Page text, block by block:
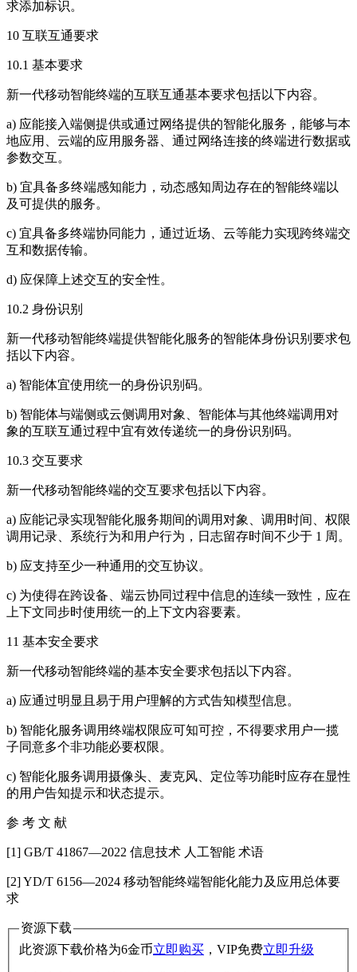
求添加标识。
10 互联互通要求
10.1 基本要求
新一代移动智能终端的互联互通基本要求包括以下内容。
a) 应能接入端侧提供或通过网络提供的智能化服务，能够与本
地应用、云端的应用服务器、通过网络连接的终端进行数据或
参数交互。
b) 宜具备多终端感知能力，动态感知周边存在的智能终端以
及可提供的服务。
c) 宜具备多终端协同能力，通过近场、云等能力实现跨终端交
互和数据传输。
d) 应保障上述交互的安全性。
10.2 身份识别
新一代移动智能终端提供智能化服务的智能体身份识别要求包
括以下内容。
a) 智能体宜使用统一的身份识别码。
b) 智能体与端侧或云侧调用对象、智能体与其他终端调用对
象的互联互通过程中宜有效传递统一的身份识别码。
10.3 交互要求
新一代移动智能终端的交互要求包括以下内容。
a) 应能记录实现智能化服务期间的调用对象、调用时间、权限
调用记录、系统行为和用户行为，日志留存时间不少于 1 周。
b) 应支持至少一种通用的交互协议。
c) 为使得在跨设备、端云协同过程中信息的连续一致性，应在
上下文同步时使用统一的上下文内容要素。
11 基本安全要求
新一代移动智能终端的基本安全要求包括以下内容。
a) 应通过明显且易于用户理解的方式告知模型信息。
b) 智能化服务调用终端权限应可知可控，不得要求用户一揽
子同意多个非功能必要权限。
c) 智能化服务调用摄像头、麦克风、定位等功能时应存在显性
的用户告知提示和状态提示。
参 考 文 献
[1] GB/T 41867—2022 信息技术 人工智能 术语
[2] YD/T 6156—2024 移动智能终端智能化能力及应用总体要
求
资源下载
此资源下载价格为6金币立即购买 ，VIP免费立即升级